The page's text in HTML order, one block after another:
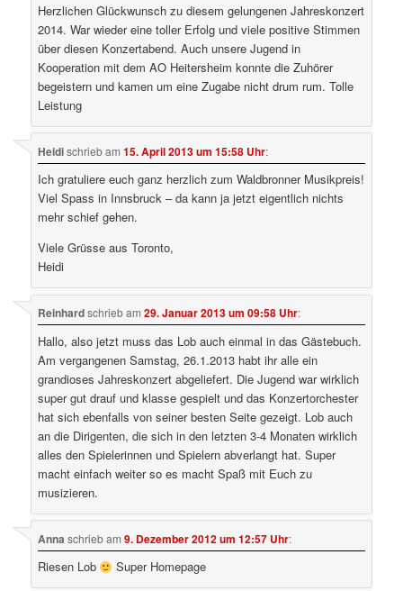
Herzlichen Glückwunsch zu diesem gelungenen Jahreskonzert
2014. War wieder eine toller Erfolg und viele positive Stimmen
über diesen Konzertabend. Auch unsere Jugend in
Kooperation mit dem AO Heitersheim konnte die Zuhörer
begeistern und kamen um eine Zugabe nicht drum rum. Tolle
Leistung
Heidi schriebam 15. April 2013 um 15:58 Uhr:
Ich gratuliere euch ganz herzlich zum Waldbronner Musikpreis!
Viel Spass in Innsbruck – da kann ja jetzt eigentlich nichts
mehr schief gehen.
Viele Grüsse aus Toronto,
Heidi
Reinhard schriebam 29. Januar 2013 um 09:58 Uhr:
Hallo, also jetzt muss das Lob auch einmal in das Gästebuch.
Am vergangenen Samstag, 26.1.2013 habt ihr alle ein
grandioses Jahreskonzert abgeliefert. Die Jugend war wirklich
super gut drauf und klasse gespielt und das Konzertorchester
hat sich ebenfalls von seiner besten Seite gezeigt. Lob auch
an die Dirigenten, die sich in den letzten 3-4 Monaten wirklich
alles den Spielerinnen und Spielern abverlangt hat. Super
macht einfach weiter so es macht Spaß mit Euch zu
musizieren.
Anna schriebam 9. Dezember 2012 um 12:57 Uhr:
Riesen Lob Super Homepage